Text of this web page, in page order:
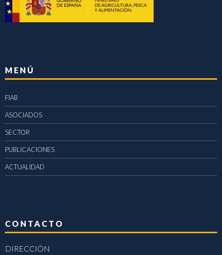
MENÚ
FIAB
ASOCIADOS
SECTOR
PUBLICACIONES
ACTUALIDAD
CONTACTO
DIRECCIÓN